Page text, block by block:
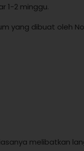
1-2 minggu.
yang dibuat oleh
melibatkan